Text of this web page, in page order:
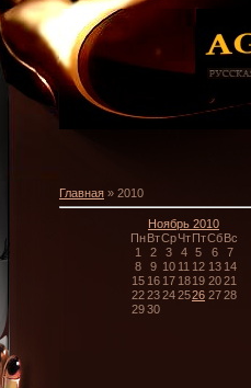
Главная » 2010
Ноябрь 2010
Пн ВтСр Чт ПтСб Вс
1
2 3 4 5 6
7
8
9 10 11 12 13 14
15 16 17 18 19 20 21
22 23 24 2526 27 28
29 30